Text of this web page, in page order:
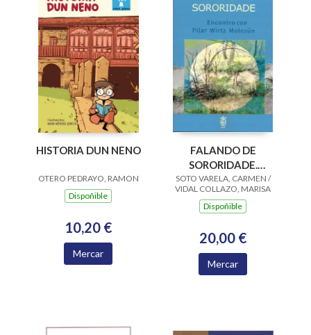
HISTORIA DUN NENO
OTERO PEDRAYO, RAMON
Dispoñible
10,20 €
Mercar
FALANDO DE
SORORIDADE.
ENCONTRO CON
PILAR WIRTZ
MOLEZUN
SOTO VARELA, CARMEN /
VIDAL COLLAZO, MARISA
Dispoñible
20,00 €
Mercar